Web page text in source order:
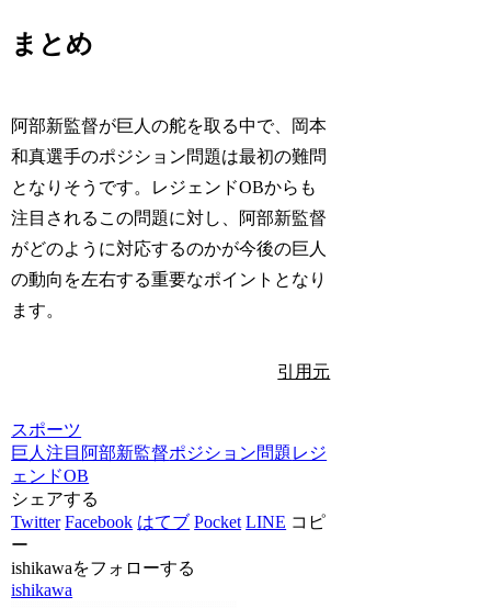
まとめ
阿部新監督が巨人の舵を取る中で、岡本
和真選手のポジション問題は最初の難問
となりそうです。レジェンドOBからも
注目されるこの問題に対し、阿部新監督
がどのように対応するのかが今後の巨人
の動向を左右する重要なポイントとなり
ます。
引用元
スポーツ
巨人注目 阿部新監督ポジション問題 レジ
ェンドOB
シェアする
Twitter Facebook はてブ Pocket LINE コピ
ー
ishikawaをフォローする
ishikawa